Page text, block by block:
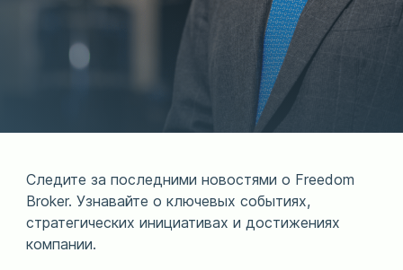
Следите за последними новостями о Freedom
Broker. Узнавайте о ключевых событиях,
стратегических инициативах и достижениях
компании.